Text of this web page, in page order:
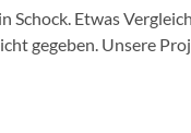
Schock. Etwas
gegeben. Unsere